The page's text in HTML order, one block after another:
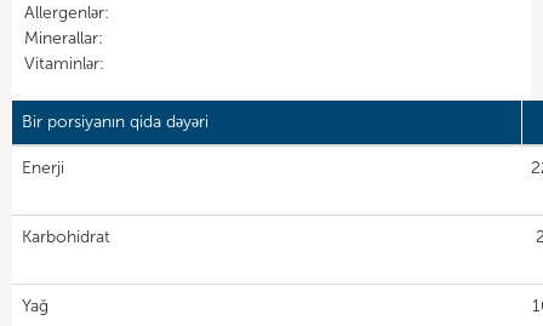
Allergenlər:
Minerallar:
Vitaminlər:
Bir porsiyanın qida dəyəri
Enerji
Karbohidrat
Yağ